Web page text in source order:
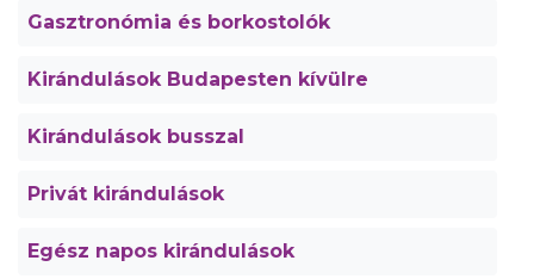
Gasztronómia és borkostolók
Kirándulások Budapesten kívülre
Kirándulások busszal
Privát kirándulások
Egész napos kirándulások